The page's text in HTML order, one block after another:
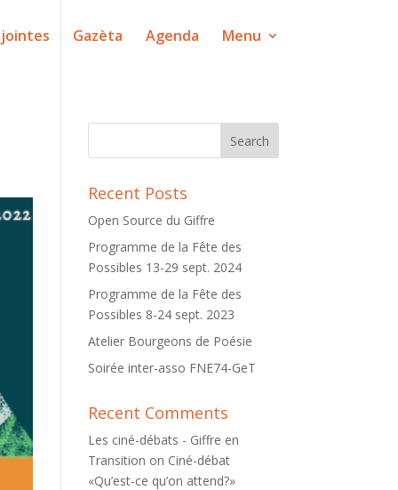
Gazèta Agenda Menu
Recent Posts
Open Source du Giffre
Programme de la Fête des
Possibles 13-29 sept. 2024
Programme de la Fête des
Possibles 8-24 sept. 2023
Atelier Bourgeons de Poésie
Soirée inter-asso FNE74-GeT
Recent Comments
Les ciné-débats - Giffre en
Transition on Ciné-débat
«Qu’est-ce qu’on attend?»